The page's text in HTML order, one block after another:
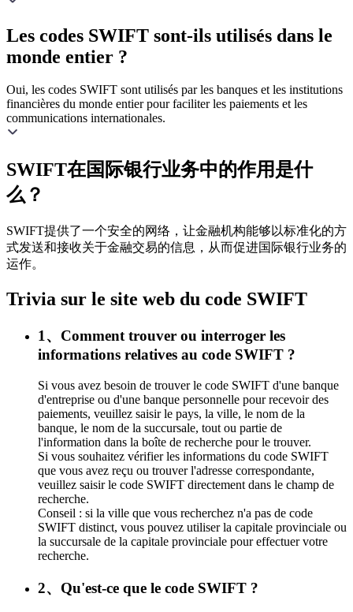
Les codes SWIFT sont-ils utilisés dans le
monde entier ?
Oui, les codes SWIFT sont utilisés par les banques et les institutions
financières du monde entier pour faciliter les paiements et les
communications internationales.
SWIFT在国际银行业务中的作用是什
么？
SWIFT提供了一个安全的网络，让金融机构能够以标准化的方
式发送和接收关于金融交易的信息，从而促进国际银行业务的
运作。
Trivia sur le site web du code SWIFT
1、Comment trouver ou interroger les
informations relatives au code SWIFT ?
Si vous avez besoin de trouver le code SWIFT d'une banque
d'entreprise ou d'une banque personnelle pour recevoir des
paiements, veuillez saisir le pays, la ville, le nom de la
banque, le nom de la succursale, tout ou partie de
l'information dans la boîte de recherche pour le trouver.
Si vous souhaitez vérifier les informations du code SWIFT
que vous avez reçu ou trouver l'adresse correspondante,
veuillez saisir le code SWIFT directement dans le champ de
recherche.
Conseil : si la ville que vous recherchez n'a pas de code
SWIFT distinct, vous pouvez utiliser la capitale provinciale ou
la succursale de la capitale provinciale pour effectuer votre
recherche.
2、Qu'est-ce que le code SWIFT ?